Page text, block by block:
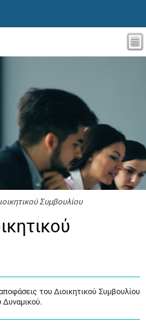
Συμβουλίου
του Διοικητικού Συμβουλίου